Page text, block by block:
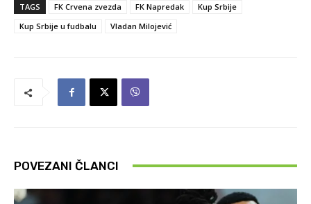
TAGS FK Crvena zvezda FK Napredak
Kup Srbije
Kup Srbije u fudbalu
Vladan Milojević
POVEZANI ČLANCI